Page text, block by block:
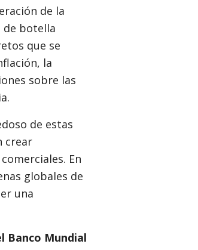
de la
de botella
que se
la
sobre las
de estas
crear
En
globales de
una
Banco Mundial